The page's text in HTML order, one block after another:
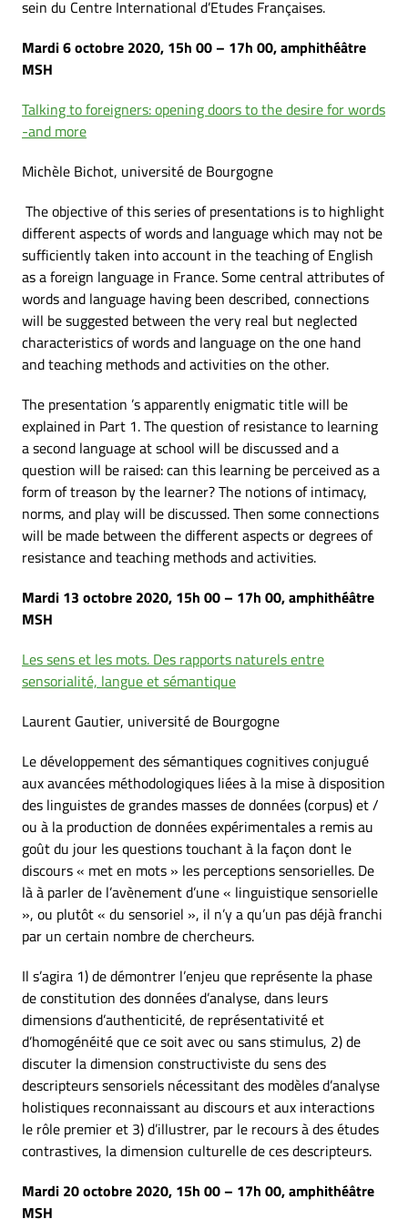
sein du Centre International d’Etudes Françaises.
Mardi 6 octobre 2020, 15h 00 – 17h 00, amphithéâtre
MSH
Talking to foreigners: opening doors to the desire for words
-and more
Michèle Bichot, université de Bourgogne
The objective of this series of presentations is to highlight
different aspects of words and language which may not be
sufficiently taken into account in the teaching of English
as a foreign language in France. Some central attributes of
words and language having been described, connections
will be suggested between the very real but neglected
characteristics of words and language on the one hand
and teaching methods and activities on the other.
The presentation ’s apparently enigmatic title will be
explained in Part 1. The question of resistance to learning
a second language at school will be discussed and a
question will be raised: can this learning be perceived as a
form of treason by the learner? The notions of intimacy,
norms, and play will be discussed. Then some connections
will be made between the different aspects or degrees of
resistance and teaching methods and activities.
Mardi 13 octobre 2020, 15h 00 – 17h 00, amphithéâtre
MSH
Les sens et les mots. Des rapports naturels entre
sensorialité, langue et sémantique
Laurent Gautier, université de Bourgogne
Le développement des sémantiques cognitives conjugué
aux avancées méthodologiques liées à la mise à disposition
des linguistes de grandes masses de données (corpus) et /
ou à la production de données expérimentales a remis au
goût du jour les questions touchant à la façon dont le
discours « met en mots » les perceptions sensorielles. De
là à parler de l’avènement d’une « linguistique sensorielle
», ou plutôt « du sensoriel », il n’y a qu’un pas déjà franchi
par un certain nombre de chercheurs.
Il s’agira 1) de démontrer l’enjeu que représente la phase
de constitution des données d’analyse, dans leurs
dimensions d’authenticité, de représentativité et
d’homogénéité que ce soit avec ou sans stimulus, 2) de
discuter la dimension constructiviste du sens des
descripteurs sensoriels nécessitant des modèles d’analyse
holistiques reconnaissant au discours et aux interactions
le rôle premier et 3) d’illustrer, par le recours à des études
contrastives, la dimension culturelle de ces descripteurs.
Mardi 20 octobre 2020, 15h 00 – 17h 00, amphithéâtre
MSH